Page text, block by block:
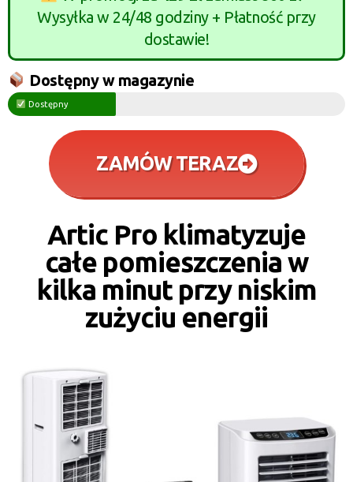
Wysyłka w 24/48 godziny + Płatność przy
dostawie!
Dostępny w magazynie
Dostępny
ZAMÓW TERAZ
Artic Pro klimatyzuje
całe pomieszczenia w
kilka minut przy niskim
zużyciu energii